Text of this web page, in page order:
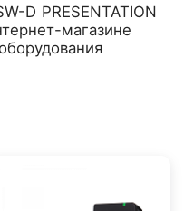
D PRESENTATION
магазине